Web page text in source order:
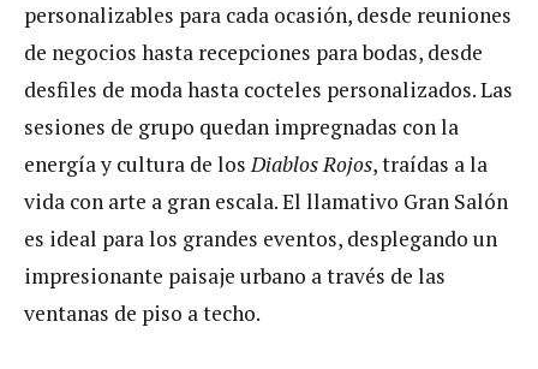
personalizables para cada ocasión, desde reuniones
de negocios hasta recepciones para bodas, desde
desfiles de moda hasta cocteles personalizados. Las
sesiones de grupo quedan impregnadas con la
energía y cultura de losDiablos Rojos, traídas a la
vida con arte a gran escala. El llamativo Gran Salón
es ideal para los grandes eventos, desplegando un
impresionante paisaje urbano a través de las
ventanas de piso a techo.